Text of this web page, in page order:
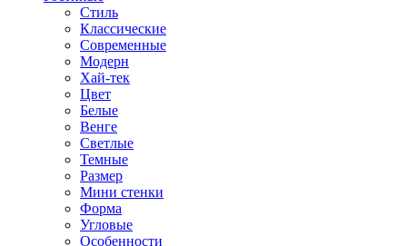
Стиль
Классические
Современные
Модерн
Хай-тек
Цвет
Белые
Венге
Светлые
Темные
Размер
Мини стенки
Форма
Угловые
Особенности